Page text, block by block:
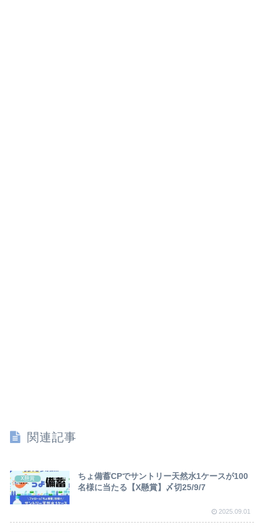
関連記事
X懸賞
ちょ備蓄CPでサントリー天然水1ケースが100
名様に当たる【X懸賞】〆切25/9/7
2025.09.01